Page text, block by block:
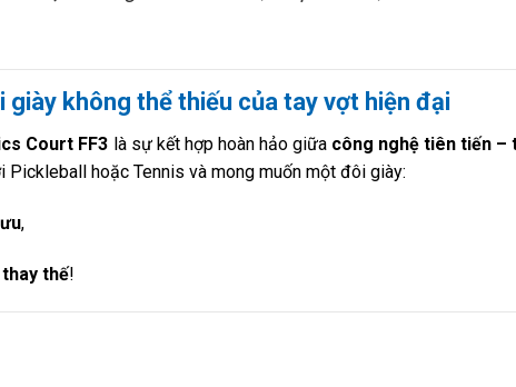
không thể thiếu của tay vợt hiện đại
Court FF3 là sự kết hợp hoàn hảo giữa công nghệ tiên tiến –
Pickleball hoặc Tennis và mong muốn một đôi giày:
,
thế!